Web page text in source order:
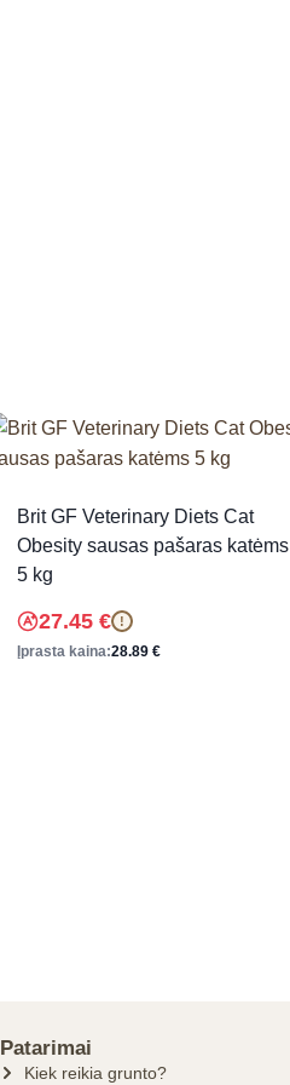
Brit GF Veterinary Diets Cat
Obesity sausas pašaras katėms
5 kg
27.45 € !
Įprasta kaina:28.89 €
Patarimai
Kiek reikia grunto?